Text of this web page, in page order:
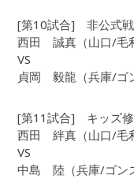
[第10試合] 非公式
西田 誠真（山口/毛
VS
貞岡 毅龍（兵庫/ゴ
[第11試合] キッズ
西田 絆真（山口/毛
VS
中島 陸（兵庫/ゴン